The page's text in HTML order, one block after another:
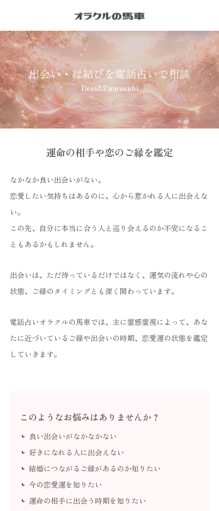
出会い・縁結びを電話占いで相談
Deai&Enmusubi
運命の相手や恋のご縁を鑑定
なかなか良い出会いがない。
恋愛したい気持ちはあるのに、心から惹かれる人に出会えな
い。
この先、自分に本当に合う人と巡り会えるのか不安になるこ
ともあるかもしれません。
出会いは、ただ待っているだけではなく、運気の流れや心の
状態、ご縁のタイミングとも深く関わっています。
電話占いオラクルの馬車では、主に霊感霊視によって、あな
たに近づいているご縁や出会いの時期、恋愛運の状態を鑑定
していきます。
このようなお悩みはありませんか？
良い出会いがなかなかない
好きになれる人に出会えない
結婚につながるご縁があるのか知りたい
今の恋愛運を知りたい
運命の相手に出会う時期を知りたい